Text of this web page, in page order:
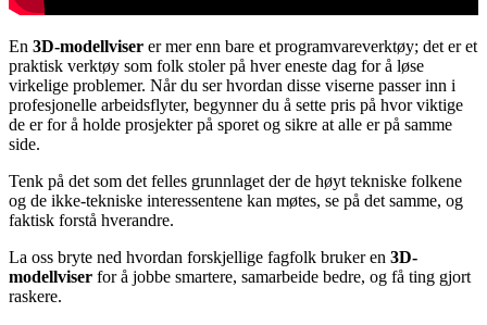
En 3D-modellviser er mer enn bare et programvareverktøy; det er et
praktisk verktøy som folk stoler på hver eneste dag for å løse
virkelige problemer. Når du ser hvordan disse viserne passer inn i
profesjonelle arbeidsflyter, begynner du å sette pris på hvor viktige
de er for å holde prosjekter på sporet og sikre at alle er på samme
side.
Tenk på det som det felles grunnlaget der de høyt tekniske folkene
og de ikke-tekniske interessentene kan møtes, se på det samme, og
faktisk forstå hverandre.
La oss bryte ned hvordan forskjellige fagfolk bruker en 3D-
modellviser for å jobbe smartere, samarbeide bedre, og få ting gjort
raskere.